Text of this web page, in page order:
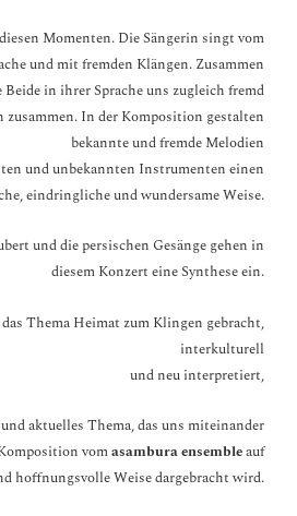
Momenten. Die Sängerin singt vom
und mit fremden Klängen. Zusammen
Beide in ihrer Sprache uns zugleich fremd
zusammen. In der Komposition gestalten
bekannte und fremde Melodien
und unbekannten Instrumenten einen
eindringliche und wundersame Weise.
und die persischen Gesänge gehen in
diesem Konzert eine Synthese ein.
Thema Heimat zum Klingen gebracht,
interkulturell
und neu interpretiert,
aktuelles Thema, das uns miteinander
vomasambura ensembleauf
hoffnungsvolle Weise dargebracht wird.